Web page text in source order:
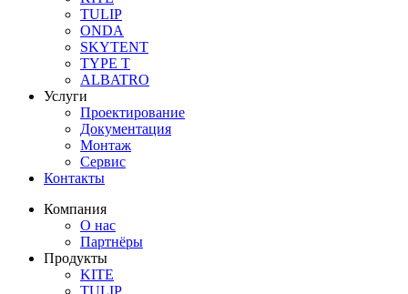
TULIP
ONDA
SKYTENT
TYPE T
ALBATRO
Услуги
Проектирование
Документация
Монтаж
Сервис
Контакты
Компания
О нас
Партнёры
Продукты
KITE
TULIP